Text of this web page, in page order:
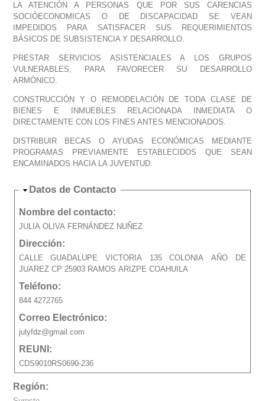
LA ATENCIÓN A PERSONAS QUE POR SUS CARENCIAS
SOCIÓECONOMICAS O DE DISCAPACIDAD SE VEAN
IMPEDIDOS PARA SATISFACER SUS REQUERIMIENTOS
BÁSICOS DE SUBSISTENCIA Y DESARROLLO.
PRESTAR SERVICIOS ASISTENCIALES A LOS GRUPOS
VULNERABLES, PARA FAVORECER SU DESARROLLO
ARMÓNICO.
CONSTRUCCIÓN Y O REMODELACIÓN DE TODA CLASE DE
BIENES E INMUEBLES RELACIONADA INMEDIATA O
DIRECTAMENTE CON LOS FINES ANTES MENCIONADOS.
DISTRIBUIR BECAS O AYUDAS ECONÓMICAS MEDIANTE
PROGRAMAS PREVIAMENTE ESTABLECIDOS QUE SEAN
ENCAMINADOS HACIA LA JUVENTUD.
Ocultar
Datos de Contacto
Nombre del contacto:
JULIA OLIVA FERNÁNDEZ NUÑEZ.
Dirección:
CALLE GUADALUPE VICTORIA 135 COLONIA AÑO DE
JUAREZ CP 25903 RAMOS ARIZPE COAHUILA
Teléfono:
844 4272765
Correo Electrónico:
julyfdz@gmail.com
REUNI:
CDS9010RS0690-236
Región: